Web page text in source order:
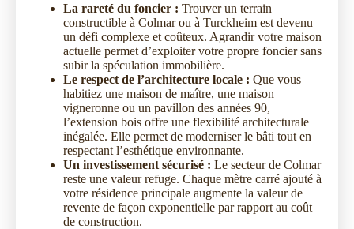
La rareté du foncier : Trouver un terrain
constructible à Colmar ou à Turckheim est devenu
un défi complexe et coûteux. Agrandir votre maison
actuelle permet d’exploiter votre propre foncier sans
subir la spéculation immobilière.
Le respect de l’architecture locale : Que vous
habitiez une maison de maître, une maison
vigneronne ou un pavillon des années 90,
l’extension bois offre une flexibilité architecturale
inégalée. Elle permet de moderniser le bâti tout en
respectant l’esthétique environnante.
Un investissement sécurisé : Le secteur de Colmar
reste une valeur refuge. Chaque mètre carré ajouté à
votre résidence principale augmente la valeur de
revente de façon exponentielle par rapport au coût
de construction.